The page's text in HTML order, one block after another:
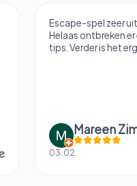
Escape-spel zeer
Helaas ontbreken er
tips. Verder is het
Mareen
03.02.